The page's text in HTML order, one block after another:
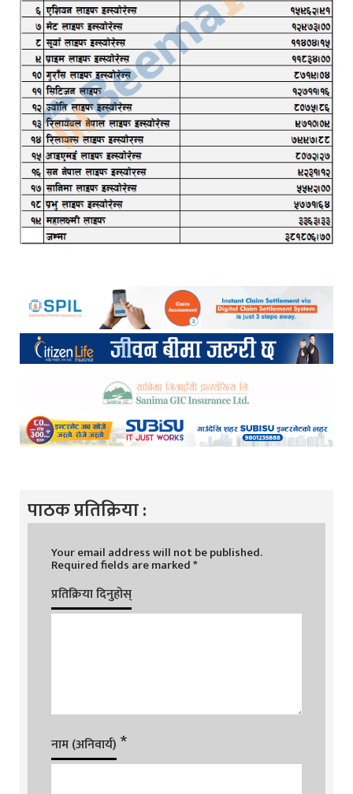
पाठक प्रतिक्रिया :
Your email address will not be published.
Required fields are marked*
प्रतिक्रिया दिनुहोस्
नाम (अनिवार्य) *